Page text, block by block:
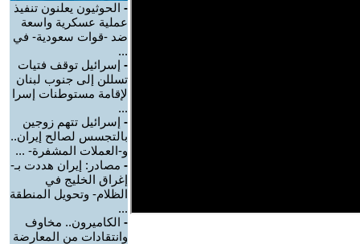
- الحوثيون يعلنون تنفيذ
عملية عسكرية واسعة
ضد -قوات سعودية- في
...
- إسرائيل توقف فتيات
تسللن إلى جنوب لبنان
لإقامة مستوطنات إسرا
...
- إسرائيل تتهم زوجين
بالتجسس لصالح إيران..
و-العملات المشفرة- ...
- مصادر: إيران هددت بـ-
إغراق الخليج في
الظلام- وتحويل المنطقة
...
- الكاميرون.. مخاوف
وانتقادات من المعارضة